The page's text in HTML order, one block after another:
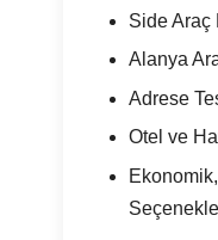
Side Araç
Alanya
Adrese
Otel ve